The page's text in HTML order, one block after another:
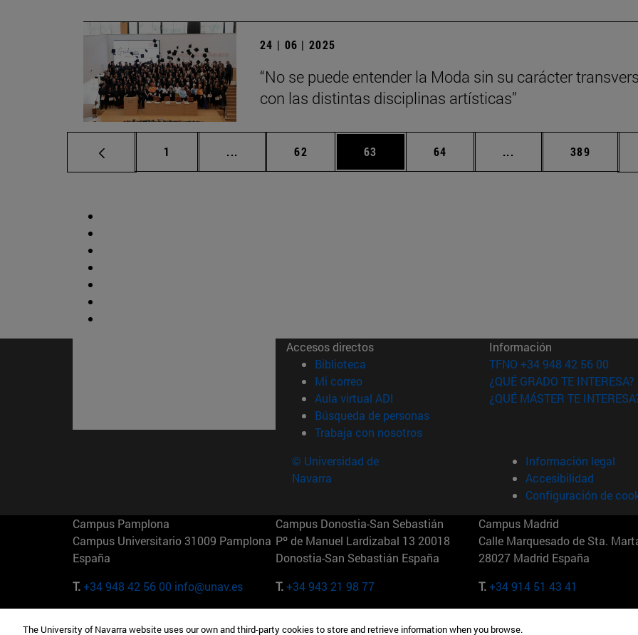
24 | 06 | 2025
“No se puede entender la Moda sin su carácter
con las distintas disciplinas artísticas”
Página
1 ... Páginas intermedias Use TAB para desplazarse.
Página
62 Página
63 Página
64 ... Páginas intermedias
Página
389
Accesos directos
Biblioteca (abre en nueva ventana)
Mi correo(abre en nueva ventana)
Aula virtual ADI (abre en nueva ventana)
Búsqueda de personas(abre en nueva ventana)
Trabaja con nosotros(abre en nueva ventana)
Información
TFNO +34 948 42 56 00
¿QUÉ GRADO TE INTERESA?
¿QUÉ MÁSTER TE
© Universidad de
Navarra
Información legal
Accesibilidad
Configuración de
Campus Pamplona
Campus Universitario 31009 Pamplona
España
T.+34 948 42 56 00 info@unav.es
Campus Donostia-San Sebastián
Pº de Manuel Lardizabal 13 20018
Donostia-San Sebastián España
T.+34 943 21 98 77
Campus Madrid
Calle Marquesado de Sta.
28027 Madrid España
T.+34 914 51 43 41
Camino del Cerro Águila 3 28023
165 W 57th St 10019-2201 Nueva York Maria-Theresia-Straße 15
The University of Navarra website uses our own and third-party cookies to store and retrieve information when you browse.